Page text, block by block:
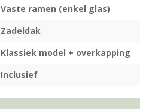
Vaste ramen (enkel glas)
Zadeldak
Klassiek model + overkapping
Inclusief